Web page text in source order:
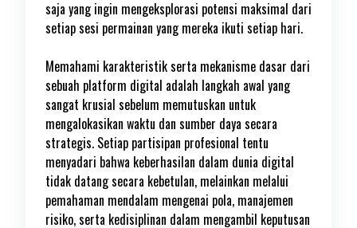
saja yang ingin mengeksplorasi potensi maksimal dari
setiap sesi permainan yang mereka ikuti setiap hari.
Memahami karakteristik serta mekanisme dasar dari
sebuah platform digital adalah langkah awal yang
sangat krusial sebelum memutuskan untuk
mengalokasikan waktu dan sumber daya secara
strategis. Setiap partisipan profesional tentu
menyadari bahwa keberhasilan dalam dunia digital
tidak datang secara kebetulan, melainkan melalui
pemahaman mendalam mengenai pola, manajemen
risiko, serta kedisiplinan dalam mengambil keputusan